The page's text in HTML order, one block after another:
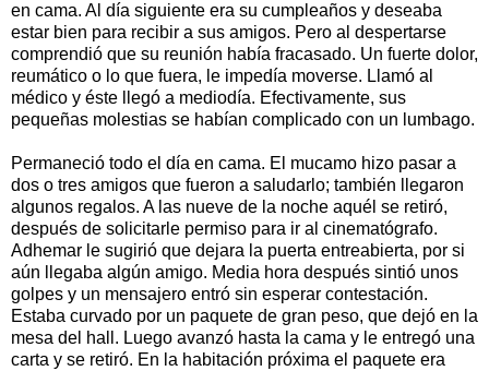
en cama. Al día siguiente era su cumpleaños y deseaba
estar bien para recibir a sus amigos. Pero al despertarse
comprendió que su reunión había fracasado. Un fuerte dolor,
reumático o lo que fuera, le impedía moverse. Llamó al
médico y éste llegó a mediodía. Efectivamente, sus
pequeñas molestias se habían complicado con un lumbago.
Permaneció todo el día en cama. El mucamo hizo pasar a
dos o tres amigos que fueron a saludarlo; también llegaron
algunos regalos. A las nueve de la noche aquél se retiró,
después de solicitarle permiso para ir al cinematógrafo.
Adhemar le sugirió que dejara la puerta entreabierta, por si
aún llegaba algún amigo. Media hora después sintió unos
golpes y un mensajero entró sin esperar contestación.
Estaba curvado por un paquete de gran peso, que dejó en la
mesa del hall. Luego avanzó hasta la cama y le entregó una
carta y se retiró. En la habitación próxima el paquete era